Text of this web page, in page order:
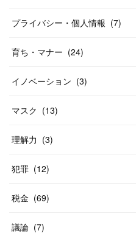
プライバシー・個人情報 (7)
育ち・マナー (24)
イノベーション (3)
マスク (13)
理解力 (3)
犯罪 (12)
税金 (69)
議論 (7)